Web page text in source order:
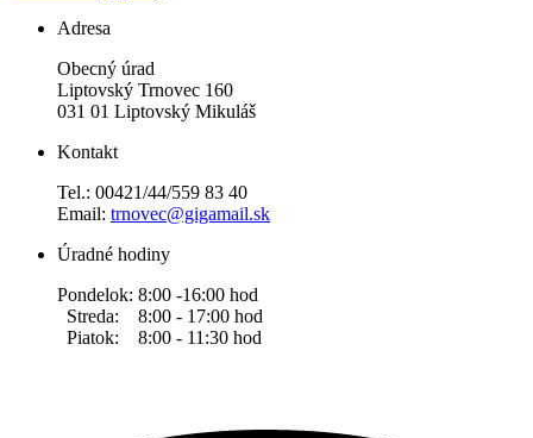
Adresa
Obecný úrad
Liptovský Trnovec 160
031 01 Liptovský Mikuláš
Kontakt
Tel.: 00421/44/559 83 40
Email: trnovec@gigamail.sk
Úradné hodiny
Pondelok: 8:00 -16:00 hod
Streda: 8:00 - 17:00 hod
Piatok: 8:00 - 11:30 hod